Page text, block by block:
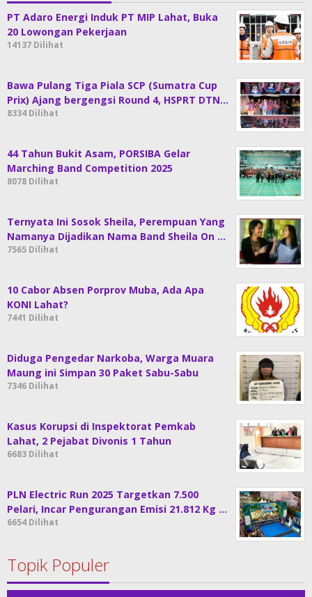
PT Adaro Energi Induk PT MIP Lahat, Buka
20 Lowongan Pekerjaan
14137 Dilihat
Bawa Pulang Tiga Piala SCP (Sumatra Cup
Prix) Ajang bergengsi Round 4, HSPRT DTN…
8334 Dilihat
44 Tahun Bukit Asam, PORSIBA Gelar
Marching Band Competition 2025
8078 Dilihat
Ternyata Ini Sosok Sheila, Perempuan Yang
Namanya Dijadikan Nama Band Sheila On …
7565 Dilihat
10 Cabor Absen Porprov Muba, Ada Apa
KONI Lahat?
7441 Dilihat
Diduga Pengedar Narkoba, Warga Muara
Maung ini Simpan 30 Paket Sabu-Sabu
7346 Dilihat
Kasus Korupsi di Inspektorat Pemkab
Lahat, 2 Pejabat Divonis 1 Tahun
6683 Dilihat
PLN Electric Run 2025 Targetkan 7.500
Pelari, Incar Pengurangan Emisi 21.812 Kg …
6654 Dilihat
Topik Populer